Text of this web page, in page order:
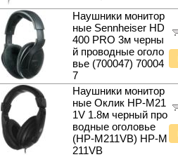
Наушники монитор
ные Sennheiser HD
400 PRO 3м черны
й проводные оголо
вье (700047) 70004
7
Наушники монитор
ные Оклик HP-M21
1V 1.8м черный про
водные оголовье
(HP-M211VB) HP-M
211VB